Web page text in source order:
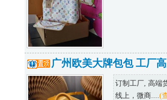
广州欧美大牌包包 工厂
订制工厂, 高端
线上，微商.... (